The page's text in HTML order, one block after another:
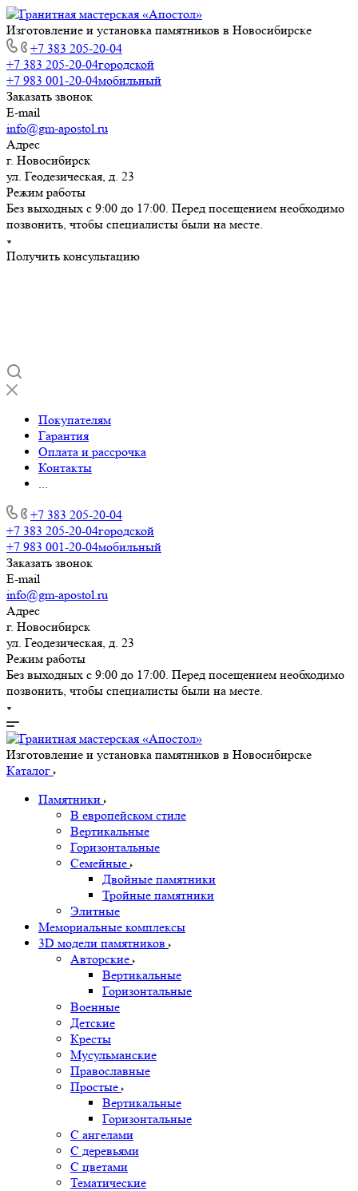
Изготовление и установка памятников в Новосибирске
+7 383 205-20-04
+7 383 205-20-04городской
+7 983 001-20-04мобильный
Заказать звонок
E-mail
info@gm-apostol.ru
Адрес
г. Новосибирск
ул. Геодезическая, д. 23
Режим работы
Без выходных с 9:00 до 17:00. Перед посещением необходимо
позвонить, чтобы специалисты были на месте.
Получить консультацию
Покупателям
Гарантия
Оплата и рассрочка
Контакты
...
+7 383 205-20-04
+7 383 205-20-04городской
+7 983 001-20-04мобильный
Заказать звонок
E-mail
info@gm-apostol.ru
Адрес
г. Новосибирск
ул. Геодезическая, д. 23
Режим работы
Без выходных с 9:00 до 17:00. Перед посещением необходимо
позвонить, чтобы специалисты были на месте.
Изготовление и установка памятников в Новосибирске
Каталог
Памятники
В европейском стиле
Вертикальные
Горизонтальные
Семейные
Двойные памятники
Тройные памятники
Элитные
Мемориальные комплексы
3D модели памятников
Авторские
Вертикальные
Горизонтальные
Военные
Детские
Кресты
Мусульманские
Православные
Простые
Вертикальные
Горизонтальные
С ангелами
С деревьями
С цветами
Тематические